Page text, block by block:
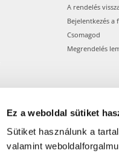
Ez a weboldal sütiket
Sütiket használunk a
valamint
A rendelés
Bejelentkezés a
Csomagod
Megrendelés